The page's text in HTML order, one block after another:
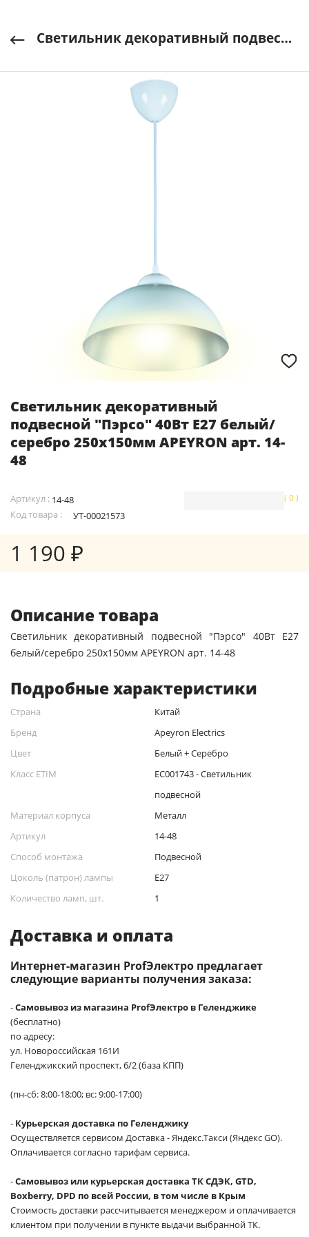
Светильник декоративный подвесной "Пэрсо" 40Вт E27 белый/серебро 250х150мм APEYRON арт. 14-48
Светильник декоративный
подвесной "Пэрсо" 40Вт E27 белый/
серебро 250х150мм APEYRON арт. 14-
48
Артикул : 14-48
Код товара :
УТ-00021573
( 0 )
1 190 ₽
Описание товара
Светильник декоративный подвесной "Пэрсо" 40Вт E27
белый/серебро 250х150мм APEYRON арт. 14-48
Подробные характеристики
Страна
Китай
Бренд
Apeyron Electrics
Цвет
Белый + Серебро
Класс ETIM
EC001743 - Светильник
подвесной
Материал корпуса
Металл
Артикул
14-48
Способ монтажа
Подвесной
Цоколь (патрон) лампы
Е27
Количество ламп, шт.
1
Доставка и оплата
Интернет-магазин ProfЭлектро предлагает
следующие варианты получения заказа:
-Самовывоз из магазина ProfЭлектро в Геленджике
(бесплатно)
по адресу:
ул. Новороссийская 161И
Геленджикский проспект, 6/2 (база КПП)
(пн-сб: 8:00-18:00; вс: 9:00-17:00)
- Курьерская доставка по Геленджику
Осуществляется сервисом Доставка - Яндекс.Такси (Яндекс GO).
Оплачивается согласно тарифам сервиса.
-Самовывоз или курьерская доставка ТК СДЭК, GTD,
Boxberry, DPD по всей России, в том числе в Крым
Стоимость доставки рассчитывается менеджером и оплачивается
клиентом при получении в пункте выдачи выбранной ТК.